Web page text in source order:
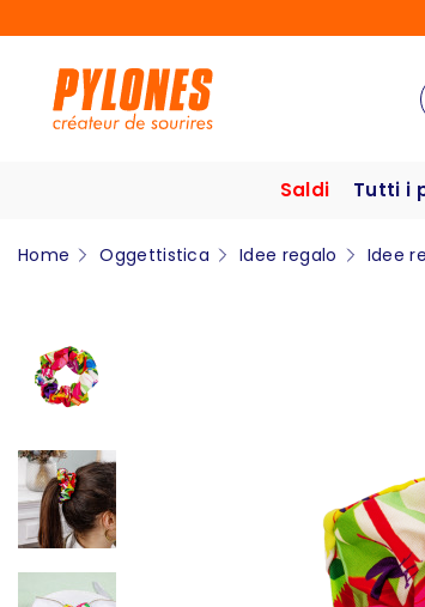
Saldi Tutti i
Home Oggettistica Idee regalo Idee